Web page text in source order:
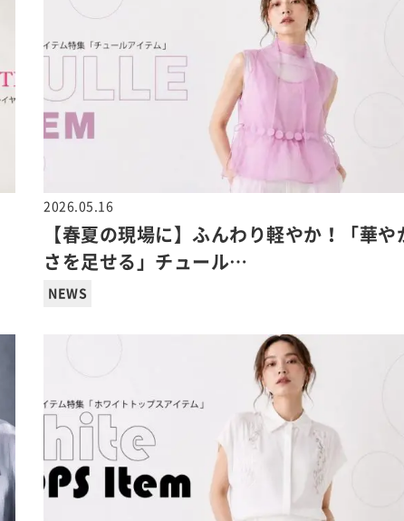
2026.05.16
【春夏の現場に】ふんわり軽やか！「華や
さを足せる」チュール…
NEWS